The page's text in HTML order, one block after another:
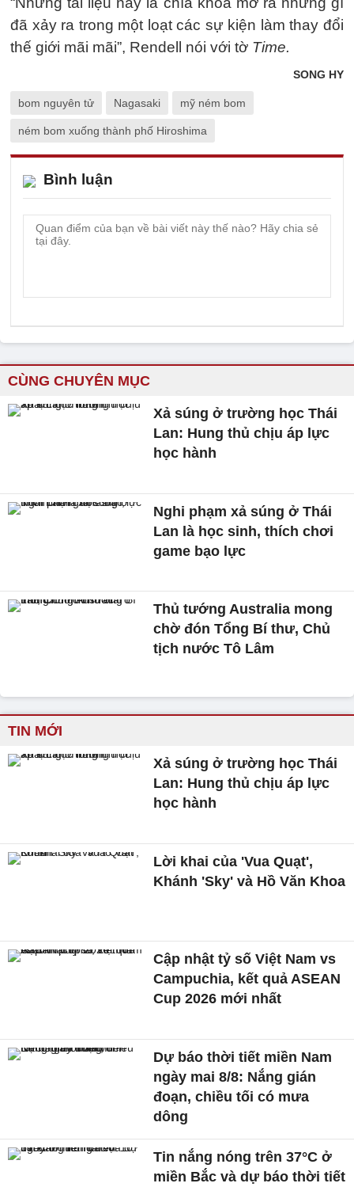
đã xảy ra trong một loạt các sự kiện làm thay đổi
thế giới mãi mãi”, Rendell nói với tờ Time.
SONG HY
bom nguyên tử Nagasaki mỹ ném bom
ném bom xuống thành phố Hiroshima
Bình luận
CÙNG CHUYÊN MỤC
Xả súng ở trường học Thái
Lan: Hung thủ chịu áp lực
học hành
Nghi phạm xả súng ở Thái
Lan là học sinh, thích chơi
game bạo lực
Thủ tướng Australia mong
chờ đón Tổng Bí thư, Chủ
tịch nước Tô Lâm
TIN MỚI
Xả súng ở trường học Thái
Lan: Hung thủ chịu áp lực
học hành
Lời khai của 'Vua Quạt',
Khánh 'Sky' và Hồ Văn Khoa
Cập nhật tỷ số Việt Nam vs
Campuchia, kết quả ASEAN
Cup 2026 mới nhất
Dự báo thời tiết miền Nam
ngày mai 8/8: Nắng gián
đoạn, chiều tối có mưa
dông
Tin nắng nóng trên 37°C ở
miền Bắc và dự báo thời tiết